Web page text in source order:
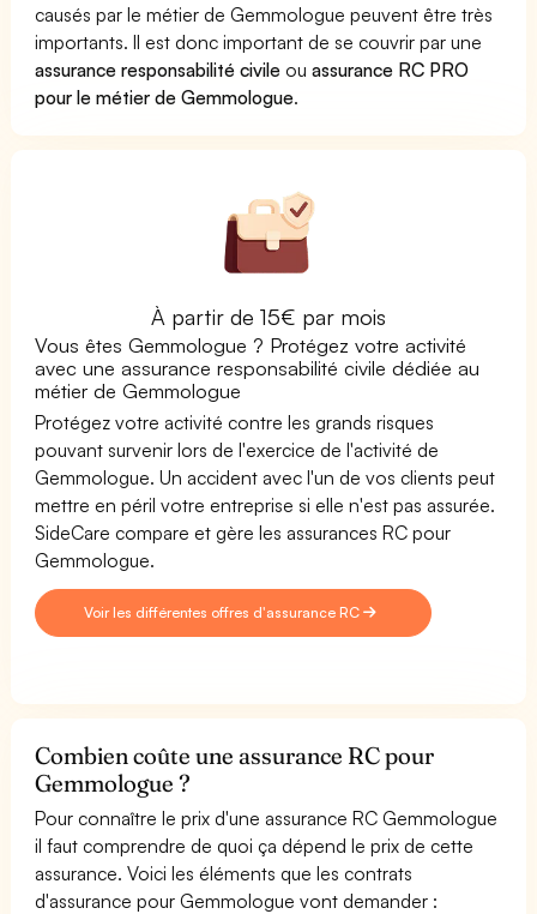
causés par le métier de Gemmologue peuvent être très
importants. Il est donc important de se couvrir par une
assurance responsabilité civile ouassurance RC PRO
pour le métier de Gemmologue.
À partir de 15€ par mois
Vous êtes Gemmologue ? Protégez votre activité
avec une assurance responsabilité civile dédiée au
métier de Gemmologue
Protégez votre activité contre les grands risques
pouvant survenir lors de l'exercice de l'activité de
Gemmologue. Un accident avec l'un de vos clients peut
mettre en péril votre entreprise si elle n'est pas assurée.
SideCare compare et gère les assurances RC pour
Gemmologue.
Voir les différentes offres d'assurance RC
Combien coûte une assurance RC pour
Gemmologue ?
Pour connaître le prix d'une assurance RC Gemmologue
il faut comprendre de quoi ça dépend le prix de cette
assurance. Voici les éléments que les contrats
d'assurance pour Gemmologue vont demander :